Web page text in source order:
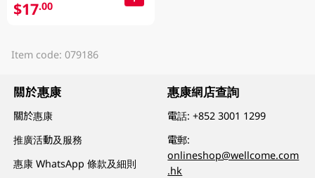
$17.00
Item code: 079186
關於惠康
關於惠康
推廣活動及服務
惠康 WhatsApp 條款及細則
惠康網店查詢
電話:+852 3001 1299
電郵:
onlineshop@wellcome.com
.hk